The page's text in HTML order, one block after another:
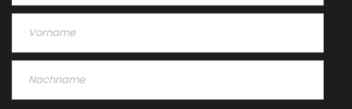
ANMELDEN
PASSWORT VERGESSEN?